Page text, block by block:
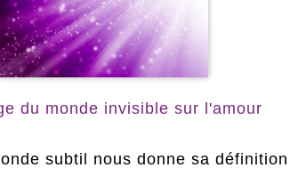
du monde invisible sur l'amour
subtil nous donne sa